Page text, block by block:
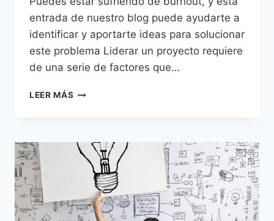
entrada de nuestro blog puede ayudarte a
identificar y aportarte ideas para solucionar
este problema Liderar un proyecto requiere
de una serie de factores que…
LEER MÁS